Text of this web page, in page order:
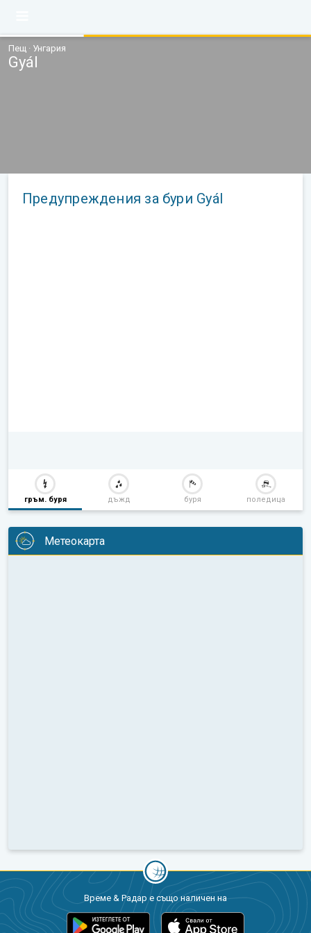
Пещ · Унгария
Gyál
Предупреждения за бури Gyál
гръм. буря дъжд буря поледица
Метеокарта
Време & Радар е също наличен на